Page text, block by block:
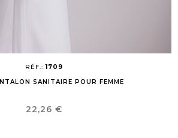
RÉF.:1709
SANITAIRE POUR FEMME
Prix
22,26 €